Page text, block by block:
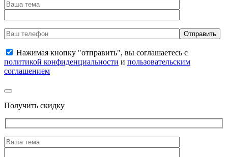
Нажимая кнопку "отправить", вы соглашаетесь с
политикой конфиденциальности и пользовательским
соглашением
Получить скидку